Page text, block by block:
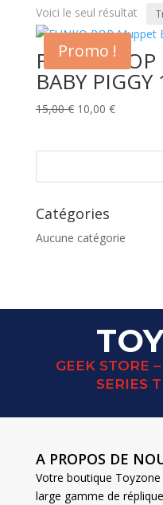
Voici le seul résultat
Promo !
FUNKO
BABY PIGGY
15,00€ Le
15,00 €.
10,00 €Le
10,00 €.
Catégories
Aucune catégorie
GEEK STORE
SERIES
A PROPOS DE
Votre boutique
large gamme de